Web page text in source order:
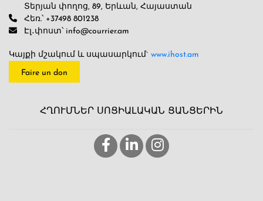
Տերյան փողոց, 89, Երևան, Հայաստան
Հեռ.՝ +37498 801238
Էլ․փոստ՝ info@courrier.am
Կայքի մշակում և սպասարկում` www.ihost.am
Faire un don
ՀՂՈՒՄՆԵՐ ՍՈՑԻԱԼԱԿԱՆ ՑԱՆՑԵՐԻՆ